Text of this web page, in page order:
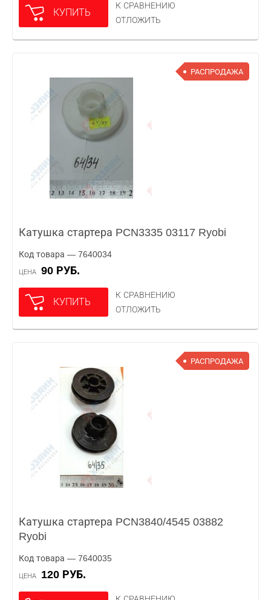
КУПИТЬ
К СРАВНЕНИЮ
ОТЛОЖИТЬ
РАСПРОДАЖА
Катушка стартера PCN3335 03117 Ryobi
Код товара — 7640034
ЦЕНА 90 РУБ.
КУПИТЬ
К СРАВНЕНИЮ
ОТЛОЖИТЬ
РАСПРОДАЖА
Катушка стартера PCN3840/4545 03882
Ryobi
Код товара — 7640035
ЦЕНА 120 РУБ.